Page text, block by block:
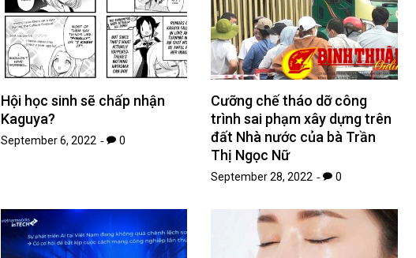
Hội học sinh sẽ chấp nhận
Kaguya?
September 6, 2022 0
Cưỡng chế tháo dỡ công
trình sai phạm xây dựng trên
đất Nhà nước của bà Trần
Thị Ngọc Nữ
September 28, 2022 0